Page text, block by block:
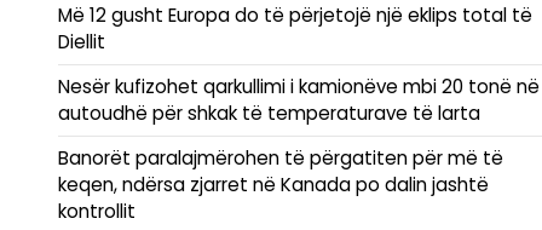
Më 12 gusht Europa do të përjetojë një eklips total të
Diellit
Nesër kufizohet qarkullimi i kamionëve mbi 20 tonë në
autoudhë për shkak të temperaturave të larta
Banorët paralajmërohen të përgatiten për më të
keqen, ndërsa zjarret në Kanada po dalin jashtë
kontrollit